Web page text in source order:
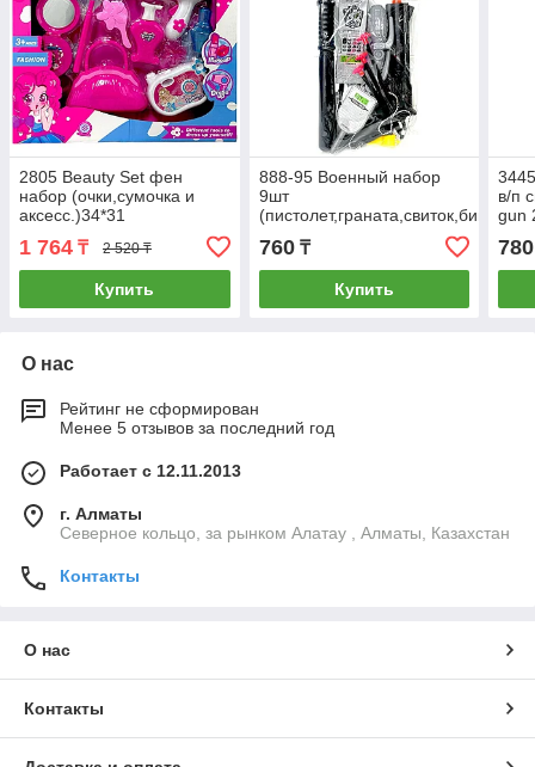
2805 Beauty Set фен
набор (очки,сумочка и
аксесс.)34*31
1 764 ₸ 2 520 ₸
Купить
888-95 Военный набор
9шт
(пистолет,граната,свиток,бинокль,
рация) Heroes Go
760₸
Купить
в/п
gun
780
О нас
Рейтинг не сформирован
Менее 5 отзывов за последний год
Работает с 12.11.2013
г. Алматы
Северное кольцо, за рынком Алатау , Алматы, Казахстан
Контакты
О нас
Контакты